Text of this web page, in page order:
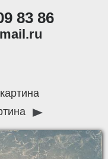
83 86